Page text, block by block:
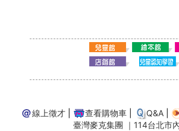
線上徵才 查看購物車 Q&A
臺灣麥克集團 ｜114台北